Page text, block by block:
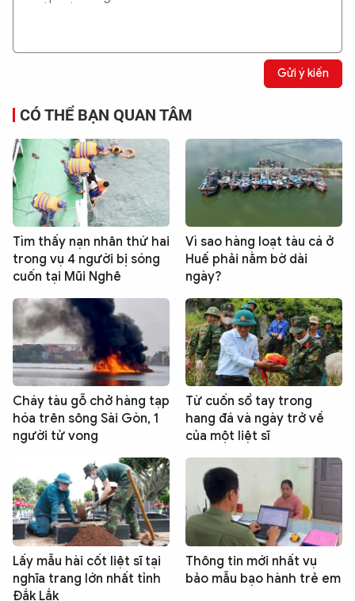
Gửi ý kiến
CÓ THỂ BẠN QUAN TÂM
Tìm thấy nạn nhân thứ hai
trong vụ 4 người bị sóng
cuốn tại Mũi Nghê
Vì sao hàng loạt tàu cá ở
Huế phải nằm bờ dài
ngày?
Cháy tàu gỗ chở hàng tạp
hóa trên sông Sài Gòn, 1
người tử vong
Từ cuốn sổ tay trong
hang đá và ngày trở về
của một liệt sĩ
Lấy mẫu hài cốt liệt sĩ tại
nghĩa trang lớn nhất tỉnh
Đắk Lắk
Thông tin mới nhất vụ
bảo mẫu bạo hành trẻ em